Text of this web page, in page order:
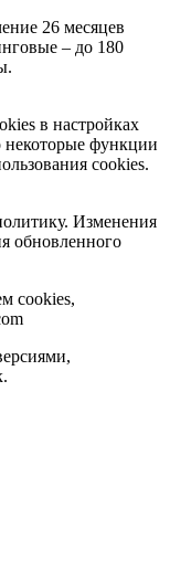
26 месяцев
– до 180
в настройках
некоторые функции
cookies.
Изменения
обновленного
cookies,